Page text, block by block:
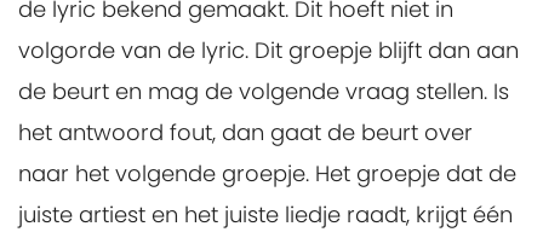
de lyric bekend gemaakt. Dit hoeft niet in
volgorde van de lyric. Dit groepje blijft dan aan
de beurt en mag de volgende vraag stellen. Is
het antwoord fout, dan gaat de beurt over
naar het volgende groepje. Het groepje dat de
juiste artiest en het juiste liedje raadt, krijgt één